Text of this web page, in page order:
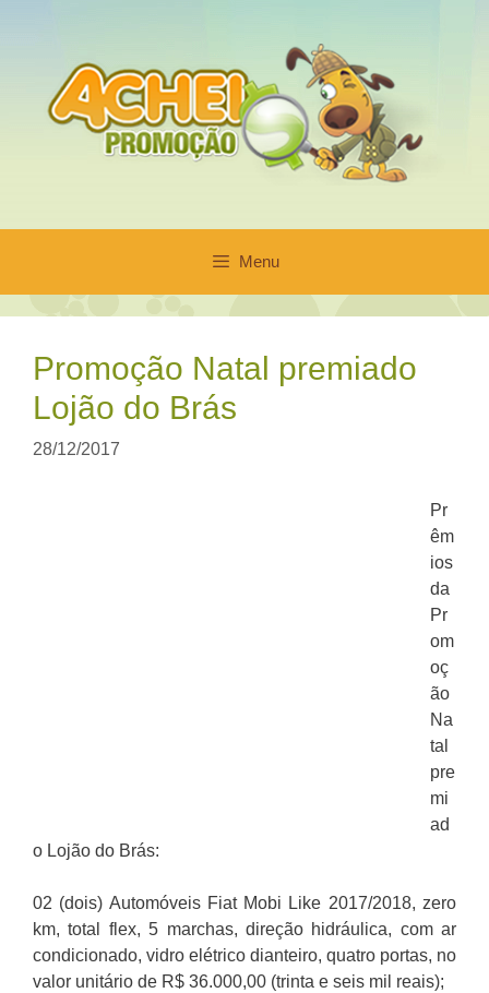
conteúdo
Menu
Promoção Natal premiado
Lojão do Brás
28/12/2017
Pr
êm
ios
da
Pr
om
oç
ão
Na
tal
pre
mi
ad
o Lojão do Brás:
02 (dois) Automóveis Fiat Mobi Like 2017/2018, zero
km, total flex, 5 marchas, direção hidráulica, com ar
condicionado, vidro elétrico dianteiro, quatro portas, no
valor unitário de R$ 36.000,00 (trinta e seis mil reais);